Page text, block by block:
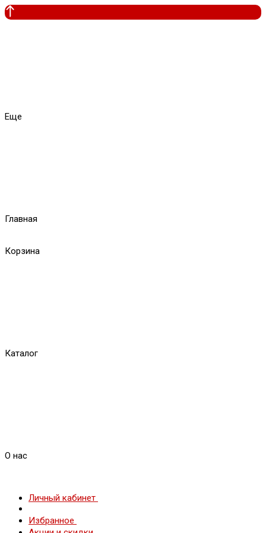
Еще
Главная
Корзина
Каталог
О нас
Личный кабинет
Избранное